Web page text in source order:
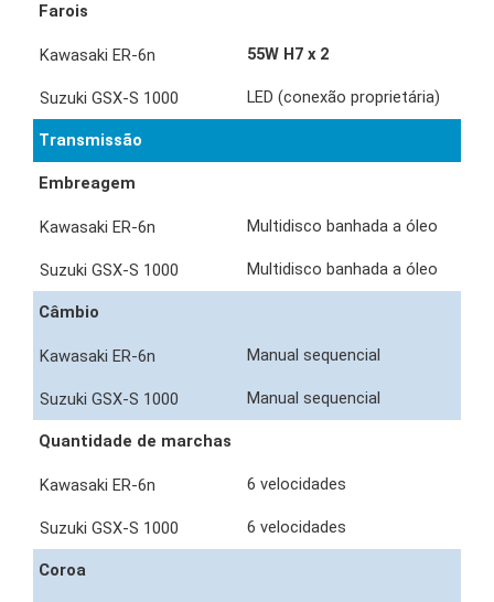
Farois
55W H7 x 2
LED (conexão proprietária)
Transmissão
Embreagem
Multidisco banhada a óleo
Multidisco banhada a óleo
Câmbio
Manual sequencial
Manual sequencial
Quantidade de marchas
6 velocidades
6 velocidades
Coroa